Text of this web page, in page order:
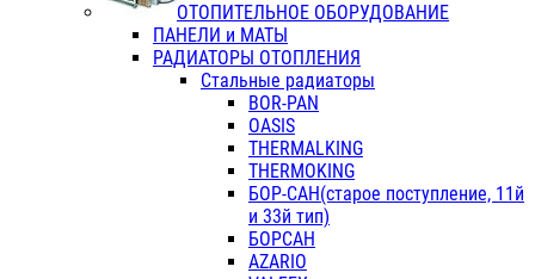
ОТОПИТЕЛЬНОЕ ОБОРУДОВАНИЕ
ПАНЕЛИ и МАТЫ
РАДИАТОРЫ ОТОПЛЕНИЯ
Стальные радиаторы
BOR-PAN
OASIS
THERMALKING
THERMOKING
БОР-САН(старое поступление, 11й
и 33й тип)
БОРСАН
AZARIO